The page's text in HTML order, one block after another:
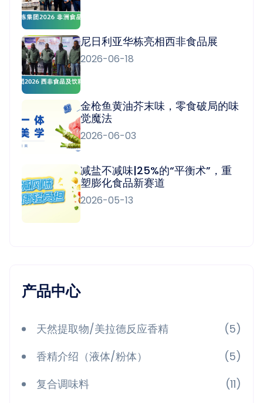
尼日利亚华栋亮相西非食品展
2026-06-18
金枪鱼黄油芥末味，零食破局的味
觉魔法
2026-06-03
减盐不减味|25%的“平衡术”，重
塑膨化食品新赛道
2026-05-13
产品中心
天然提取物/美拉德反应香精
(5)
香精介绍（液体/粉体）
(5)
复合调味料
(11)